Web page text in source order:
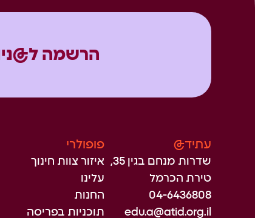
הרשמה
עתיד@
שדרות מנחם בגין 35,
טירת הכרמל
04-6436808
edu.a@atid.org.il
פופולרי
איזור צוות חינוך
עלינו
החנות
תוכניות בפריסה